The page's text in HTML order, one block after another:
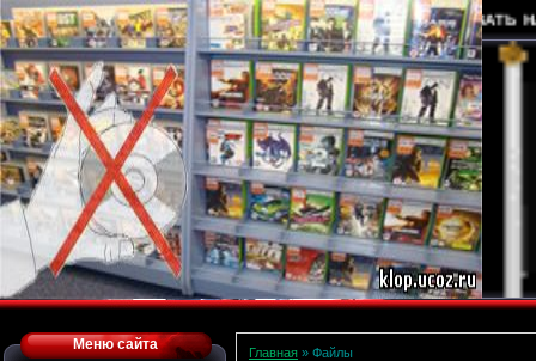
ДОБРО ПОЖАЛОВАТЬ НА
Меню сайта Главная » Файлы